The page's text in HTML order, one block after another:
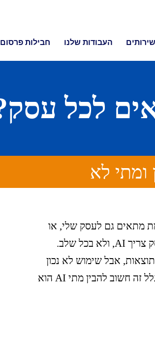
שירותים העבודות שלנו חבילות פרסום
ומתי לא
מתאים גם לעסק שלי, או
שזה טרנד שלא בהכרח ישרת אותי? האמת הפשוטה היא שלא כל עסק צריך AI, ולא בכל שלב.
תוצאות, אבל שימוש לא נכון
עלול לבזבז משאבים, ליצור ציפיות שווא ואפילו לפגוע במותג. בדיוק בגלל זה חשוב להבין מתי AI הוא